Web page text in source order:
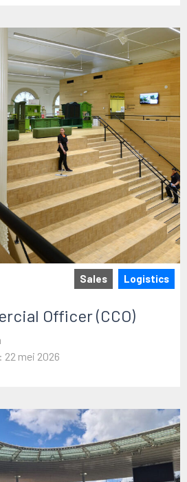
Sales Logistics
Officer (CCO)
22 mei 2026